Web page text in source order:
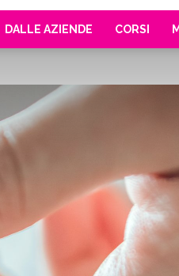
DALLE AZIENDE CORSI